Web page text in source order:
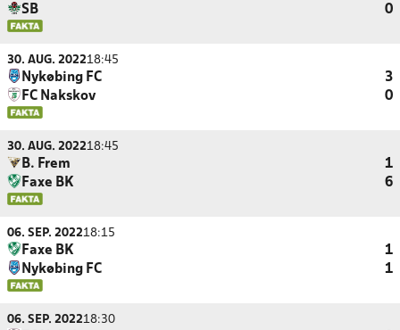
SB
0
30. AUG. 202218:45
Nykøbing FC
3
FC Nakskov
0
30. AUG. 202218:45
B. Frem
1
Faxe BK
6
06. SEP. 202218:15
Faxe BK
1
Nykøbing FC
1
06. SEP. 202218:30